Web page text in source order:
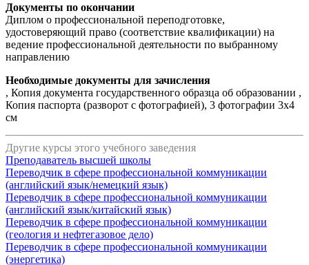
Документы по окончании
Диплом о профессиональной переподготовке,
удостоверяющий право (соответствие квалификации) на
ведение профессиональной деятельности по выбранному
направлению
Необходимые документы для зачисления
, Копия документа государственного образца об образовании ,
Копия паспорта (разворот с фотографией), 3 фотографии 3х4
см
Другие курсы этого учебного заведения
Преподаватель высшей школы
Переводчик в сфере профессиональной коммуникации
(английский язык/немецкий язык)
Переводчик в сфере профессиональной коммуникации
(английский язык/китайский язык)
Переводчик в сфере профессиональной коммуникации
(геология и нефтегазовое дело)
Переводчик в сфере профессиональной коммуникации
(энергетика)